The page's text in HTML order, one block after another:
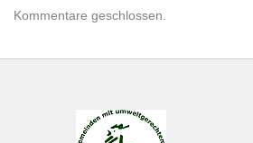
Kommentare geschlossen.